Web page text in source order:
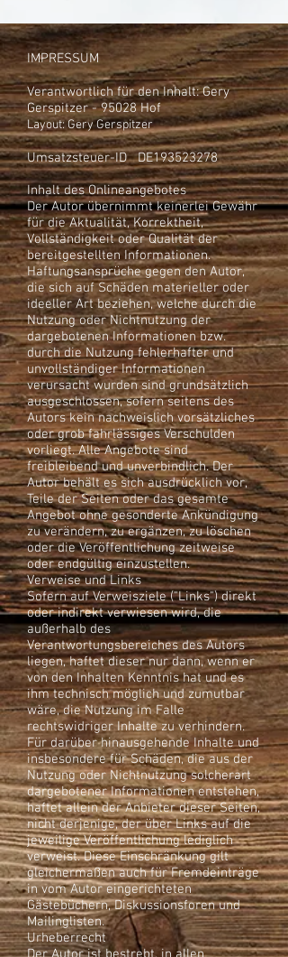
IMPRESSUM
Verantwortlich für den Inhalt: Gery
Gerspitzer - 95028 Hof
Layout: Gery Gerspitzer
Umsatzsteuer-ID DE193523278
Inhalt des Onlineangebotes
Der Autor übernimmt keinerlei Gewähr
für die Aktualität, Korrektheit,
Vollständigkeit oder Qualität der
bereitgestellten Informationen.
Haftungsansprüche gegen den Autor,
die sich auf Schäden materieller oder
ideeller Art beziehen, welche durch die
Nutzung oder Nichtnutzung der
dargebotenen Informationen bzw.
durch die Nutzung fehlerhafter und
unvollständiger Informationen
verursacht wurden sind grundsätzlich
ausgeschlossen, sofern seitens des
Autors kein nachweislich vorsätzliches
oder grob fahrlässiges Verschulden
vorliegt. Alle Angebote sind
freibleibend und unverbindlich. Der
Autor behält es sich ausdrücklich vor,
Teile der Seiten oder das gesamte
Angebot ohne gesonderte Ankündigung
zu verändern, zu ergänzen, zu löschen
oder die Veröffentlichung zeitweise
oder endgültig einzustellen.
Verweise und Links
Sofern auf Verweisziele ("Links") direkt
oder indirekt verwiesen wird, die
außerhalb des
Verantwortungsbereiches des Autors
liegen, haftet dieser nur dann, wenn er
von den Inhalten Kenntnis hat und es
ihm technisch möglich und zumutbar
wäre, die Nutzung im Falle
rechtswidriger Inhalte zu verhindern.
Für darüber hinausgehende Inhalte und
insbesondere für Schäden, die aus der
Nutzung oder Nichtnutzung solcherart
dargebotener Informationen entstehen,
haftet allein der Anbieter dieser Seiten,
nicht derjenige, der über Links auf die
jeweilige Veröffentlichung lediglich
verweist. Diese Einschränkung gilt
gleichermaßen auch für Fremdeinträge
in vom Autor eingerichteten
Gästebüchern, Diskussionsforen und
Mailinglisten.
Urheberrecht